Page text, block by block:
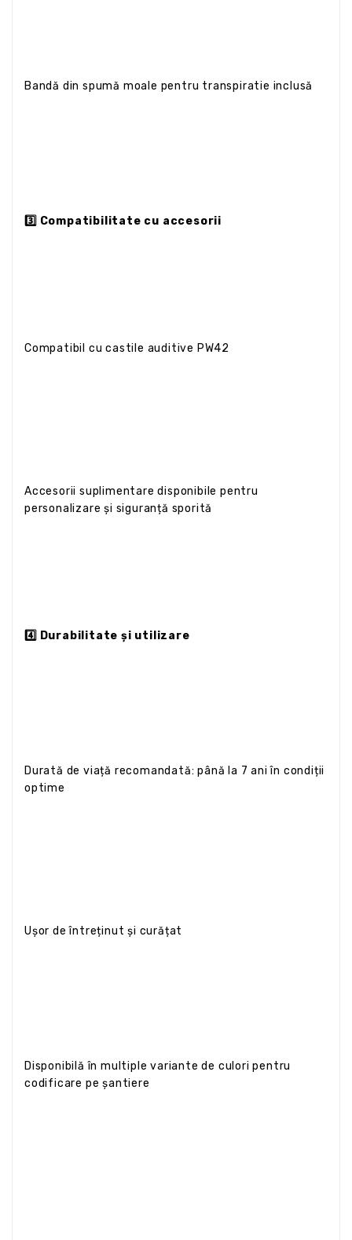
Bandă din spumă moale pentru transpiratie inclusă
3️⃣ Compatibilitate cu accesorii
Compatibil cu castile auditive PW42
Accesorii suplimentare disponibile pentru
personalizare și siguranță sporită
4️⃣ Durabilitate și utilizare
Durată de viață recomandată: până la 7 ani în condiții
optime
Ușor de întreținut și curățat
Disponibilă în multiple variante de culori pentru
codificare pe șantiere